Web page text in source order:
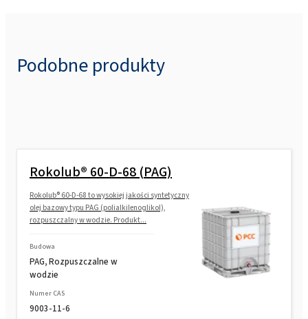
Podobne produkty
Rokolub® 60-D-68 (PAG)
Rokolub® 60-D-68 to wysokiej jakości syntetyczny
olej bazowy typu PAG (polialkilenoglikol),
rozpuszczalny w wodzie. Produkt...
Budowa
PAG, Rozpuszczalne w
wodzie
Numer CAS
9003-11-6